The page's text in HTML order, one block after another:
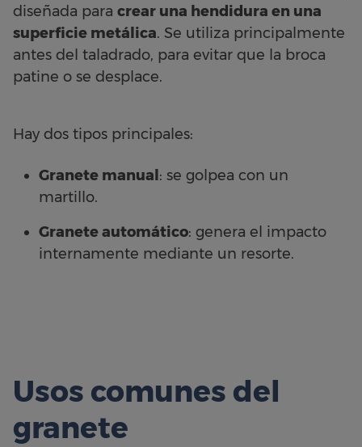
diseñada para crear una hendidura en una
superficie metálica. Se utiliza principalmente
antes del taladrado, para evitar que la broca
patine o se desplace.
Hay dos tipos principales:
Granete manual : se golpea con un
martillo.
Granete automático: genera el impacto
internamente mediante un resorte.
Usos comunes del
granete